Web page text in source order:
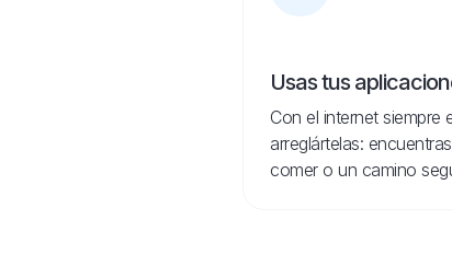
Usas tus
Con el internet siempre
arreglártelas:
comer o un camino